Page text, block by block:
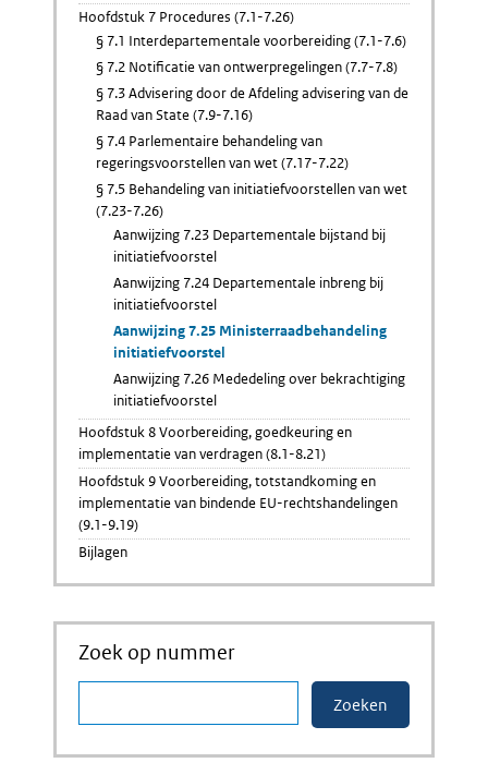
Hoofdstuk 7 Procedures (7.1-7.26)
§ 7.1 Interdepartementale voorbereiding (7.1-7.6)
§ 7.2 Notificatie van ontwerpregelingen (7.7-7.8)
§ 7.3 Advisering door de Afdeling advisering van de
Raad van State (7.9-7.16)
§ 7.4 Parlementaire behandeling van
regeringsvoorstellen van wet (7.17-7.22)
§ 7.5 Behandeling van initiatiefvoorstellen van wet
(7.23-7.26)
Aanwijzing 7.23 Departementale bijstand bij
initiatiefvoorstel
Aanwijzing 7.24 Departementale inbreng bij
initiatiefvoorstel
Aanwijzing 7.25 Ministerraadbehandeling
initiatiefvoorstel
Aanwijzing 7.26 Mededeling over bekrachtiging
initiatiefvoorstel
Hoofdstuk 8 Voorbereiding, goedkeuring en
implementatie van verdragen (8.1-8.21)
Hoofdstuk 9 Voorbereiding, totstandkoming en
implementatie van bindende EU-rechtshandelingen
(9.1-9.19)
Bijlagen
Zoek op nummer